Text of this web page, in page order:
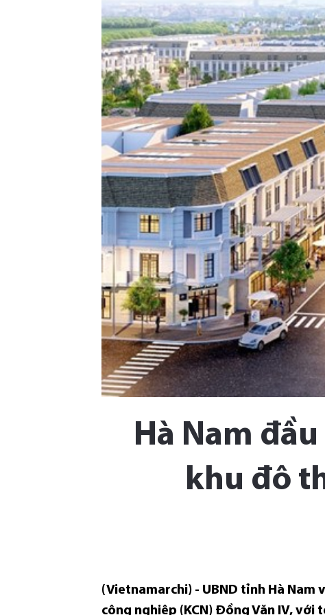
Hà Nam
khu đô
(Vietnamarchi) - UBND tỉnh Hà
công nghiệp (KCN) Đồng Văn IV,